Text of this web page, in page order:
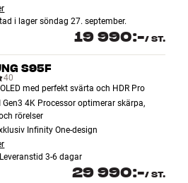
i lager söndag 27. september.
19 990:-/ ST.
S95F
40
med perfekt svärta och HDR Pro
Gen3 4K Processor optimerar skärpa,
rörelser
Infinity One-design
Leveranstid 3-6 dagar
29 990:-/ ST.